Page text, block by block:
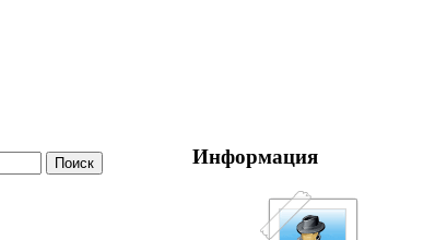
Информация